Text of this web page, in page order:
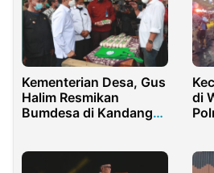
Kementerian Desa, Gus
Halim Resmikan
Bumdesa di Kandang
di